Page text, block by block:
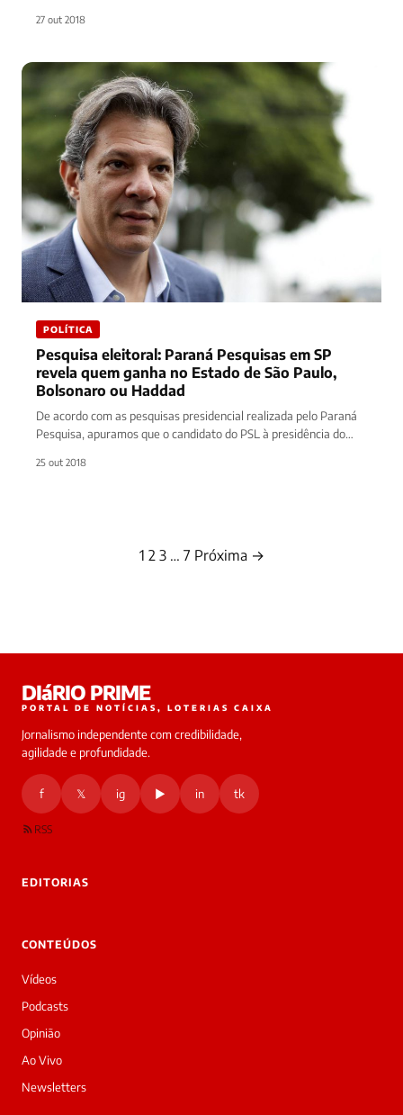
27 out 2018
POLÍTICA
Pesquisa eleitoral: Paraná Pesquisas em SP
revela quem ganha no Estado de São Paulo,
Bolsonaro ou Haddad
De acordo com as pesquisas presidencial realizada pelo Paraná
Pesquisa, apuramos que o candidato do PSL à presidência do
25 out 2018
1 2 3 … 7 Próxima →
DIáRIO PRIME
PORTAL DE NOTÍCIAS, LOTERIAS CAIXA
Jornalismo independente com credibilidade,
agilidade e profundidade.
f 𝕏 ig ▶ in tk
RSS
EDITORIAS
CONTEÚDOS
Vídeos
Podcasts
Opinião
Ao Vivo
Newsletters